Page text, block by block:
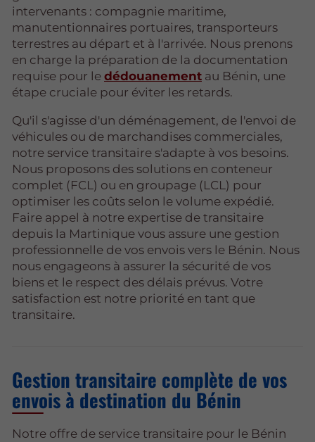
intervenants : compagnie maritime,
manutentionnaires portuaires, transporteurs
terrestres au départ et à l'arrivée. Nous prenons
en charge la préparation de la documentation
requise pour le dédouanement au Bénin, une
étape cruciale pour éviter les retards.
Qu'il s'agisse d'un déménagement, de l'envoi de
véhicules ou de marchandises commerciales,
notre service transitaire s'adapte à vos besoins.
Nous proposons des solutions en conteneur
complet (FCL) ou en groupage (LCL) pour
optimiser les coûts selon le volume expédié.
Faire appel à notre expertise de transitaire
depuis la Martinique vous assure une gestion
professionnelle de vos envois vers le Bénin. Nous
nous engageons à assurer la sécurité de vos
biens et le respect des délais prévus. Votre
satisfaction est notre priorité en tant que
transitaire.
Gestion transitaire complète de vos
envois à destination du Bénin
Notre offre de service transitaire pour le Bénin